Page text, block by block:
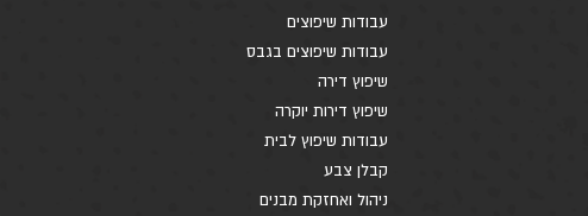
עבודות שיפוצים
עבודות שיפוצים בגבס
שיפוץ דירה
שיפוץ דירות יוקרה
עבודות שיפוץ לבית
קבלן צבע
ניהול ואחזקת מבנים